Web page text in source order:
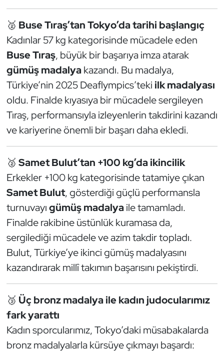
🥈 Buse Tıraş’tan Tokyo’da tarihi başlangıç
Kadınlar 57 kg kategorisinde mücadele eden
Buse Tıraş, büyük bir başarıya imza atarak
gümüş madalyakazandı. Bu madalya,
Türkiye’nin 2025 Deaflympics’teki ilk madalyası
oldu. Finalde kıyasıya bir mücadele sergileyen
Tıraş, performansıyla izleyenlerin takdirini kazandı
ve kariyerine önemli bir başarı daha ekledi.
🥈 Samet Bulut’tan +100 kg’da ikincilik
Erkekler +100 kg kategorisinde tatamiye çıkan
Samet Bulut, gösterdiği güçlü performansla
turnuvayıgümüş madalyaile tamamladı.
Finalde rakibine üstünlük kuramasa da,
sergilediği mücadele ve azim takdir topladı.
Bulut, Türkiye’ye ikinci gümüş madalyasını
kazandırarak millî takımın başarısını pekiştirdi.
🥉 Üç bronz madalya ile kadın judocularımız
fark yarattı
Kadın sporcularımız, Tokyo’daki müsabakalarda
bronz madalyalarla kürsüye çıkmayı başardı:
Hentbol
İşitme Engelli Sporcular
Judo ve Kuraş
Kano ve Rafting
Kayak
Kempo
Kick Boks
Kürek
Masa Tenisi
Modern Pentatlon
Motor Sporları
Muay Thai